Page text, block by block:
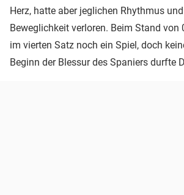
Herz, hatte aber jeglichen Rhythmus
Beweglichkeit verloren. Beim Stand von
im vierten Satz noch ein Spiel, doch
Beginn der Blessur des Spaniers durfte